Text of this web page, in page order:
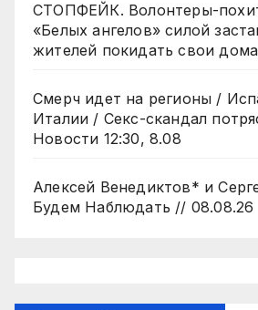
СТОПФЕЙК. Волонтеры-
«Белых ангелов» силой
жителей покидать свои дома
Смерч идет на регионы /
Италии / Секс-скандал
Новости 12:30, 8.08
Алексей Венедиктов* и
Будем Наблюдать // 08.08.26